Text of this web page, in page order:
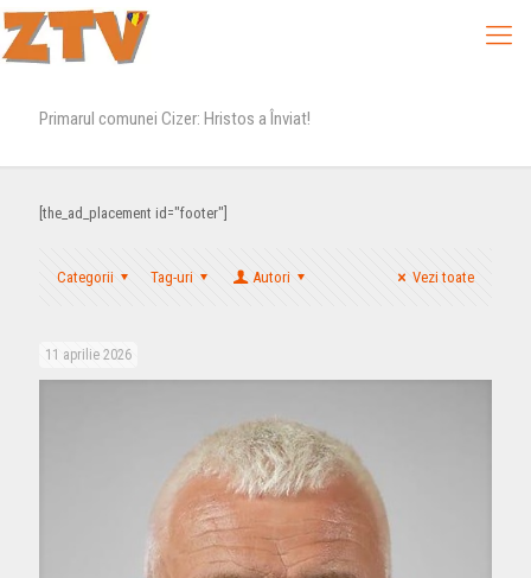
Primarul comunei Cizer: Hristos a Înviat!
[the_ad_placement id="footer"]
Categorii Tag-uri Autori Vezi toate
11 aprilie 2026